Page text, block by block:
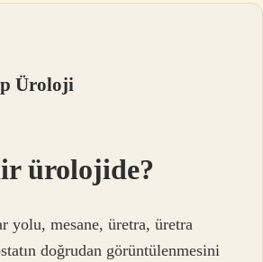
Üroloji
ürolojide?
yolu, mesane, üretra, üretra
doğrudan görüntülenmesini